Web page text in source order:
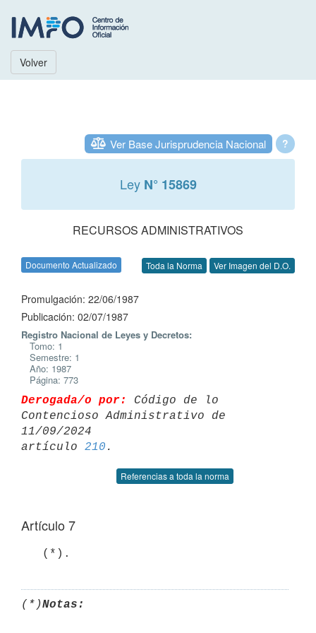
Volver
?
Ver Base Jurisprudencia Nacional
Ley N° 15869
RECURSOS ADMINISTRATIVOS
Documento Actualizado Toda la Norma Ver Imagen del D.O.
Promulgación: 22/06/1987
Publicación: 02/07/1987
Registro Nacional de Leyes y Decretos:
Tomo: 1
Semestre: 1
Año: 1987
Página: 773
Derogada/o por:
Código de lo
Contencioso Administrativo de
11/09/2024
artículo 210
Referencias a toda la norma
Artículo 7
   (*).
(*)Notas: